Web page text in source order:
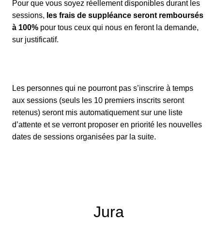
Pour que vous soyez réellement disponibles durant les
sessions, les frais de suppléance seront remboursés
à 100% pour tous ceux qui nous en feront la demande,
sur justificatif.
Les personnes qui ne pourront pas s’inscrire à temps
aux sessions (seuls les 10 premiers inscrits seront
retenus) seront mis automatiquement sur une liste
d’attente et se verront proposer en priorité les nouvelles
dates de sessions organisées par la suite.
Jura